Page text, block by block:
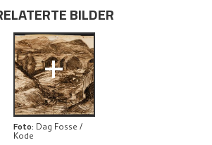
BILDER
+
Foto: Dag Fosse /
Kode